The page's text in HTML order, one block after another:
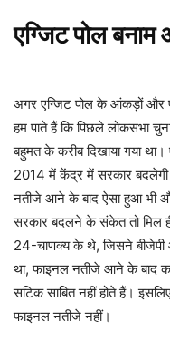
एग्जिट पोल
अगर एग्जिट पोल के आंकड़ों और
हम पाते हैं कि पिछले लोकसभा
बहुमत के करीब दिखाया गया था।
2014 में केंद्र में सरकार
नतीजे आने के बाद ऐसा हुआ भी
सरकार बदलने के संकेत तो मिल
24-चाणक्य के थे, जिसने बीजेपी
था, फाइनल नतीजे आने के बाद
सटिक साबित नहीं होते हैं।
फाइनल नतीजे नहीं।